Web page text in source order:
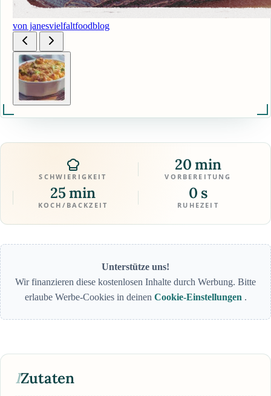
von janesvielfaltfoodblog
SCHWIERIGKEIT
20 min
VORBEREITUNG
25 min
KOCH/BACKZEIT
0 s
RUHEZEIT
Unterstütze uns!
Wir finanzieren diese kostenlosen Inhalte durch Werbung. Bitte
erlaube Werbe-Cookies in deinen Cookie-Einstellungen .
IZutaten